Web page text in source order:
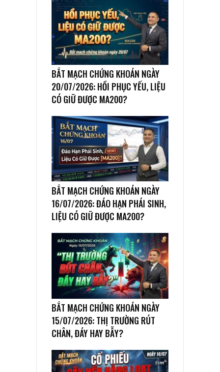
BẮT MẠCH CHỨNG KHOÁN NGÀY
20/07/2026: HỒI PHỤC YẾU, LIỆU
CÓ GIỮ ĐƯỢC MA200?
BẮT MẠCH CHỨNG KHOÁN NGÀY
16/07/2026: ĐÁO HẠN PHÁI SINH,
LIỆU CÓ GIỮ ĐƯỢC MA200?
BẮT MẠCH CHỨNG KHOÁN NGÀY
15/07/2026: THỊ TRƯỜNG RÚT
CHÂN, ĐÁY HAY BẪY?